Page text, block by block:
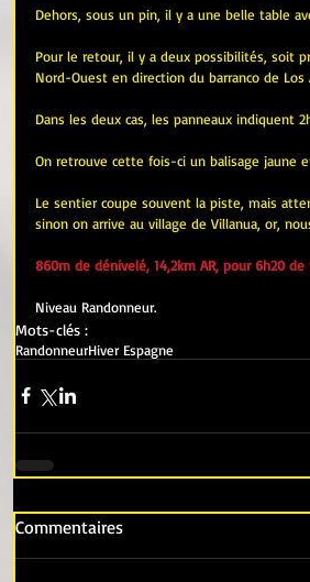
Dehors, sous un pin, il y a une belle table
Pour le retour, il y a deux possibilités, soit
Nord-Ouest en direction du barranco de Los
Dans les deux cas, les panneaux indiquent
On retrouve cette fois-ci un balisage jaune
Le sentier coupe souvent la piste, mais
sinon on arrive au village de Villanua, or,
860m de dénivelé, 14,2km AR, pour 6h20 de
Niveau Randonneur.
Mots-clés :
RandonneurHiver Espagne
Commentaires